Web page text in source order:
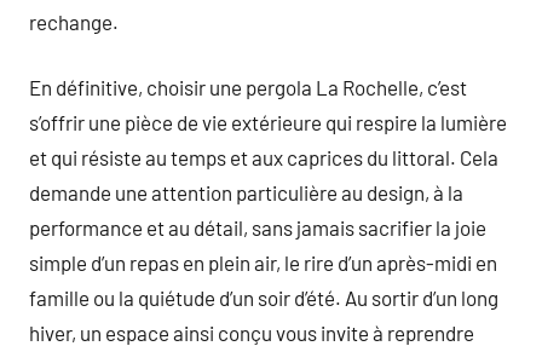
rechange.
En définitive, choisir une pergola La Rochelle, c’est
s’offrir une pièce de vie extérieure qui respire la lumière
et qui résiste au temps et aux caprices du littoral. Cela
demande une attention particulière au design, à la
performance et au détail, sans jamais sacrifier la joie
simple d’un repas en plein air, le rire d’un après-midi en
famille ou la quiétude d’un soir d’été. Au sortir d’un long
hiver, un espace ainsi conçu vous invite à reprendre